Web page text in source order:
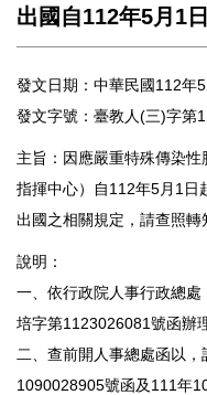
出國自112年5月1
發文日期：中華民國112年
發文字號：臺教人(三)字第
主旨：因應嚴重特殊傳染
指揮中心）自112年5月1日
出國之相關規定，請查照轉
說明：
一、依行政院人事行政總
培字第1123026081號函辦
二、查前開人事總處函以
1090028905號函及111年